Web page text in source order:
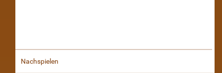
Nachspielen